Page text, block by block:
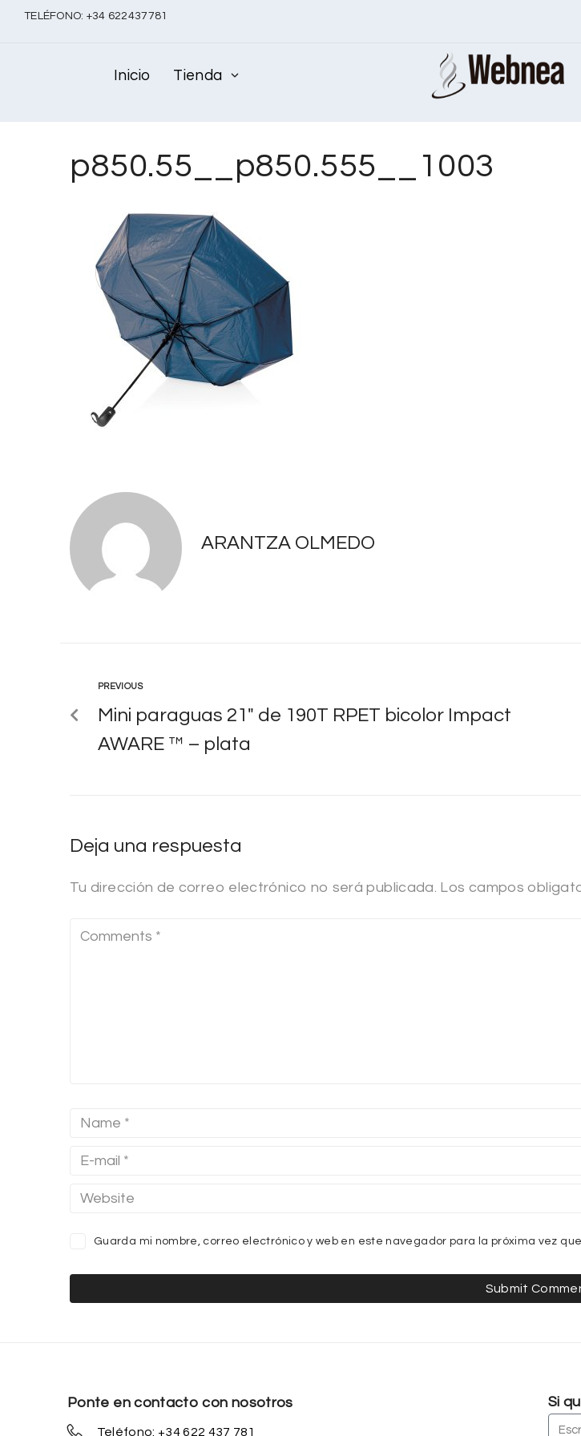
TELÉFONO: +34 622437781
Inicio Tienda
p850.55__p850.555__1003
ARANTZA OLMEDO
PREVIOUS
Mini paraguas 21″ de 190T RPET bicolor Impact
AWARE ™ – plata
Deja una respuesta
Tu dirección de correo electrónico no será publicada. Los campos
Guarda mi nombre, correo electrónico y web en este navegador para la próxima vez
Ponte en contacto con nosotros
Teléfono: +34 622 437 781
Si